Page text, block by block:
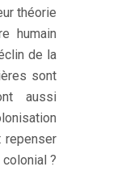
théorie
humain
de la
sont
aussi
repenser
?